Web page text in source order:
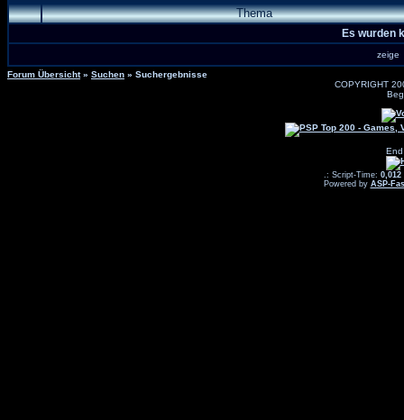
Thema
Es wurden
zeige
Forum Übersicht» Suchen » Suchergebnisse
COPYRIGHT
.: Script-Time: 0,012
Powered by ASP-